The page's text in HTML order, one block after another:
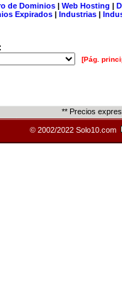
de Dominios| Web Hosting |
Expirados | Industrias |
[Pág.
** Precios
© 2002/2022 Solo10.com